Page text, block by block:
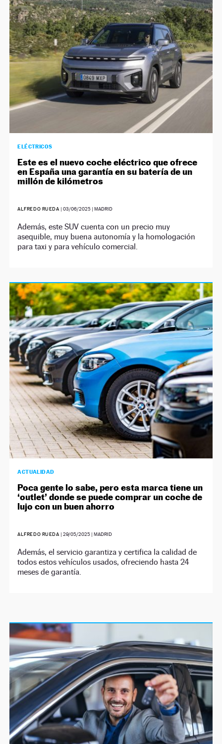
ELÉCTRICOS
Este es el nuevo coche eléctrico que ofrece
en España una garantía en su batería de un
millón de kilómetros
ALFREDO RUEDA | 03/06/2025| MADRID
Además, este SUV cuenta con un precio muy
asequible, muy buena autonomía y la homologación
para taxi y para vehículo comercial.
ACTUALIDAD
Poca gente lo sabe, pero esta marca tiene un
‘outlet’ donde se puede comprar un coche de
lujo con un buen ahorro
ALFREDO RUEDA | 29/05/2025| MADRID
Además, el servicio garantiza y certifica la calidad de
todos estos vehículos usados, ofreciendo hasta 24
meses de garantía.